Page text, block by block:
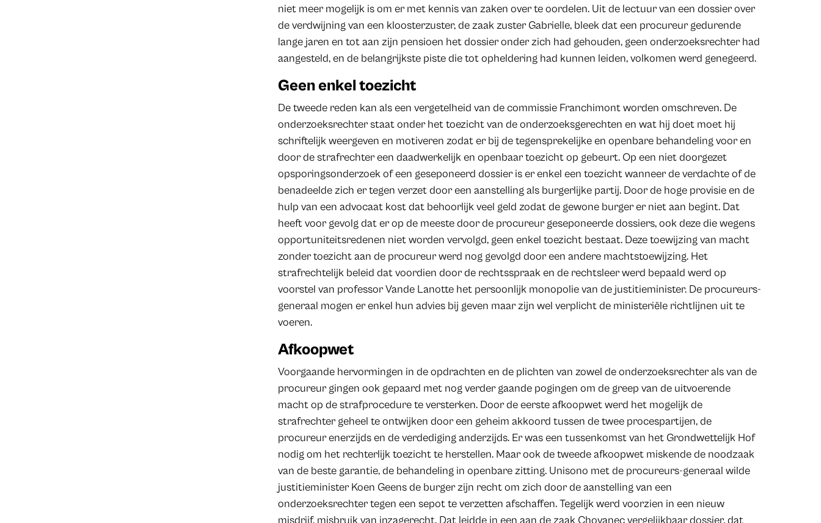
niet meer mogelijk is om er met kennis van zaken over te oordelen. Uit de lectuur van een dossier over
de verdwijning van een kloosterzuster, de zaak zuster Gabrielle, bleek dat een procureur gedurende
lange jaren en tot aan zijn pensioen het dossier onder zich had gehouden, geen onderzoeksrechter had
aangesteld, en de belangrijkste piste die tot opheldering had kunnen leiden, volkomen werd genegeerd.
Geen enkel toezicht
De tweede reden kan als een vergetelheid van de commissie Franchimont worden omschreven. De
onderzoeksrechter staat onder het toezicht van de onderzoeksgerechten en wat hij doet moet hij
schriftelijk weergeven en motiveren zodat er bij de tegensprekelijke en openbare behandeling voor en
door de strafrechter een daadwerkelijk en openbaar toezicht op gebeurt. Op een niet doorgezet
opsporingsonderzoek of een geseponeerd dossier is er enkel een toezicht wanneer de verdachte of de
benadeelde zich er tegen verzet door een aanstelling als burgerlijke partij. Door de hoge provisie en de
hulp van een advocaat kost dat behoorlijk veel geld zodat de gewone burger er niet aan begint. Dat
heeft voor gevolg dat er op de meeste door de procureur geseponeerde dossiers, ook deze die wegens
opportuniteitsredenen niet worden vervolgd, geen enkel toezicht bestaat. Deze toewijzing van macht
zonder toezicht aan de procureur werd nog gevolgd door een andere machtstoewijzing. Het
strafrechtelijk beleid dat voordien door de rechtsspraak en de rechtsleer werd bepaald werd op
voorstel van professor Vande Lanotte het persoonlijk monopolie van de justitieminister. De procureurs-
generaal mogen er enkel hun advies bij geven maar zijn wel verplicht de ministeriële richtlijnen uit te
voeren.
Afkoopwet
Voorgaande hervormingen in de opdrachten en de plichten van zowel de onderzoeksrechter als van de
procureur gingen ook gepaard met nog verder gaande pogingen om de greep van de uitvoerende
macht op de strafprocedure te versterken. Door de eerste afkoopwet werd het mogelijk de
strafrechter geheel te ontwijken door een geheim akkoord tussen de twee procespartijen, de
procureur enerzijds en de verdediging anderzijds. Er was een tussenkomst van het Grondwettelijk Hof
nodig om het rechterlijk toezicht te herstellen. Maar ook de tweede afkoopwet miskende de noodzaak
van de beste garantie, de behandeling in openbare zitting. Unisono met de procureurs-generaal wilde
justitieminister Koen Geens de burger zijn recht om zich door de aanstelling van een
onderzoeksrechter tegen een sepot te verzetten afschaffen. Tegelijk werd voorzien in een nieuw
misdrijf, misbruik van inzagerecht. Dat leidde in een aan de zaak Chovanec vergelijkbaar dossier, dat